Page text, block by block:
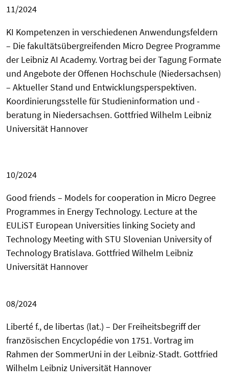
11/2024
KI Kompetenzen in verschiedenen Anwendungsfeldern
– Die fakultätsübergreifenden Micro Degree Programme
der Leibniz AI Academy. Vortrag bei der Tagung Formate
und Angebote der Offenen Hochschule (Niedersachsen)
– Aktueller Stand und Entwicklungsperspektiven.
Koordinierungsstelle für Studieninformation und -
beratung in Niedersachsen. Gottfried Wilhelm Leibniz
Universität Hannover
10/2024
Good friends – Models for cooperation in Micro Degree
Programmes in Energy Technology. Lecture at the
EULiST European Universities linking Society and
Technology Meeting with STU Slovenian University of
Technology Bratislava. Gottfried Wilhelm Leibniz
Universität Hannover
08/2024
Liberté f., de libertas (lat.) – Der Freiheitsbegriff der
französischen Encyclopédie von 1751. Vortrag im
Rahmen der SommerUni in der Leibniz-Stadt. Gottfried
Wilhelm Leibniz Universität Hannover